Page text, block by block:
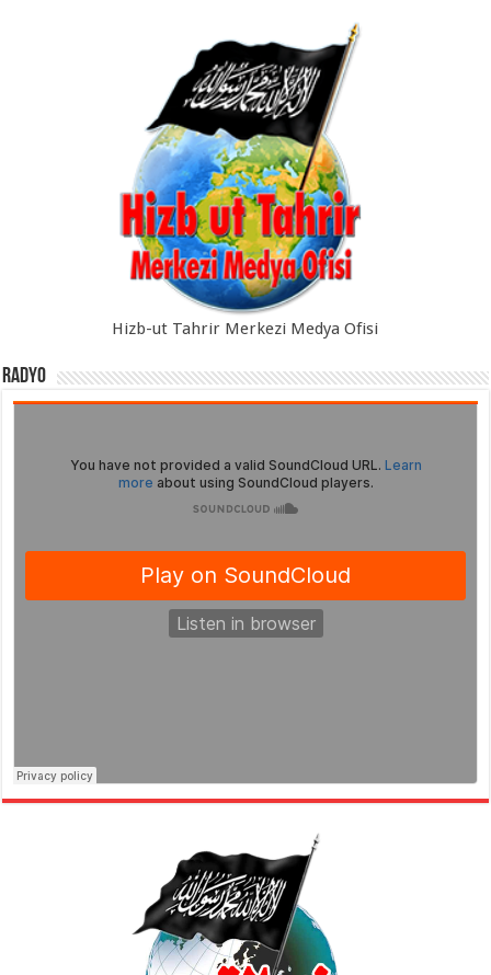
Hizb-ut Tahrir Merkezi Medya Ofisi
Radyo